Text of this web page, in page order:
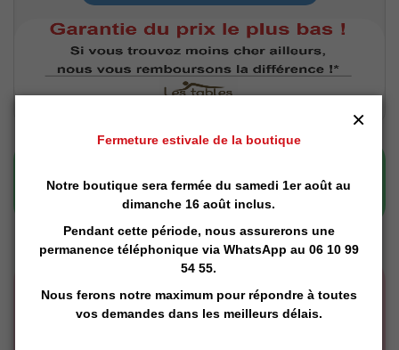
Fermeture estivale de la boutique
Notre boutique sera fermée du samedi 1er août au
dimanche 16 août inclus.
Pendant cette période, nous assurerons une
permanence téléphonique via WhatsApp au 06 10 99
54 55.
Nous ferons notre maximum pour répondre à toutes
vos demandes dans les meilleurs délais.
×